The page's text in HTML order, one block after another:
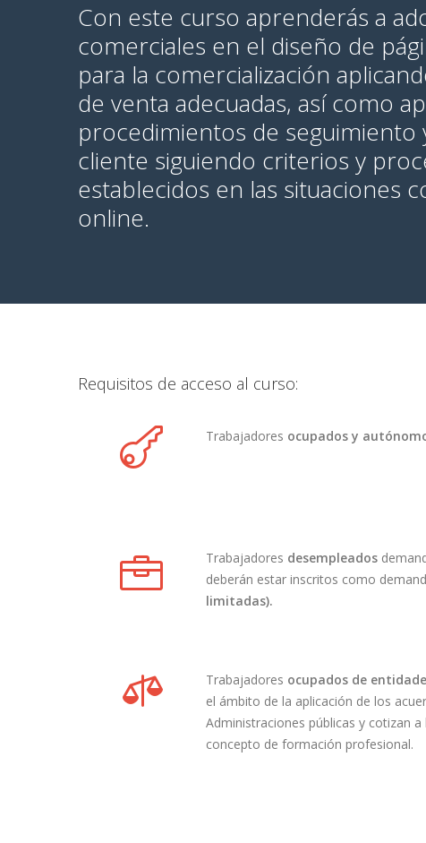
Con este curso aprenderás a
comerciales en el diseño de
para la comercialización
de venta adecuadas, así como
procedimientos de seguimiento
cliente siguiendo criterios y
establecidos en las situaciones
online.
Requisitos de acceso al curso:
Trabajadores ocupados y
Trabajadores desempleados
deberán estar inscritos como
limitadas).
Trabajadores ocupados de
el ámbito de la aplicación de los
Administraciones públicas y cotizan a
concepto de formación profesional.